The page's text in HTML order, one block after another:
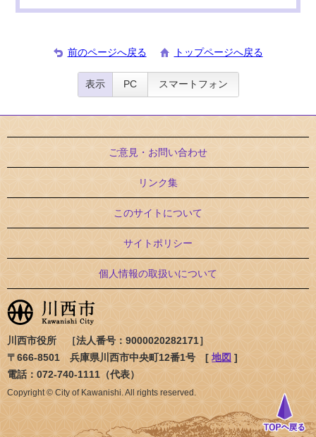
前のページへ戻る トップページへ戻る
表示 PC スマートフォン
ご意見・お問い合わせ
リンク集
このサイトについて
サイトポリシー
個人情報の取扱いについて
川西市役所 ［法人番号：9000020282171］
〒666-8501 兵庫県川西市中央町12番1号 [ 地図 ]
電話：072-740-1111（代表）
Copyright © City of Kawanishi. All rights reserved.